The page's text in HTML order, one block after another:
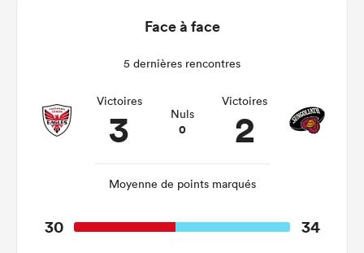
Face à face
5 dernières rencontres
Victoires
3 Nuls
0
Victoires
2
Moyenne de points marqués
30 34